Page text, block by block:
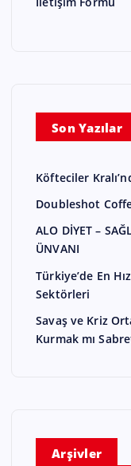
Son Yazılar
Köfteciler
Doubleshot
ALO DİYET –
ÜNVANI
Türkiye’de En
Sektörleri
Savaş ve Kriz
Kurmak mı
Arşivler